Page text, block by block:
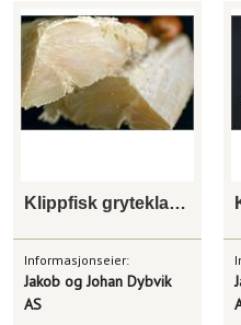
Klippfisk gryteklar loins extra
Informasjonseier:
Jakob og Johan Dybvik
AS